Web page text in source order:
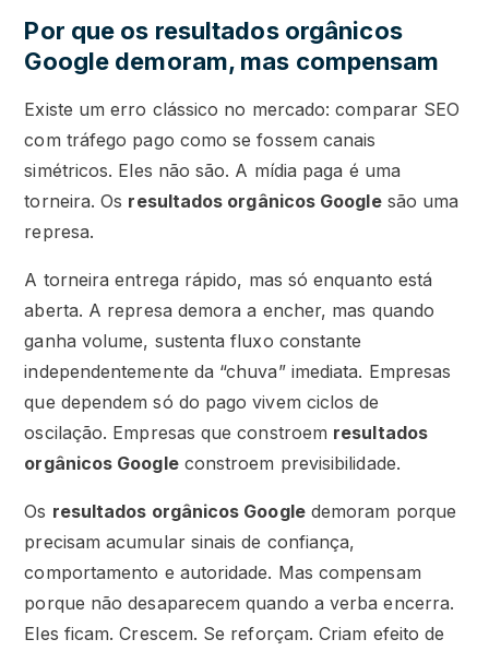
Por que os resultados orgânicos
Google demoram, mas compensam
Existe um erro clássico no mercado: comparar SEO
com tráfego pago como se fossem canais
simétricos. Eles não são. A mídia paga é uma
torneira. Os resultados orgânicos Googlesão uma
represa.
A torneira entrega rápido, mas só enquanto está
aberta. A represa demora a encher, mas quando
ganha volume, sustenta fluxo constante
independentemente da “chuva” imediata. Empresas
que dependem só do pago vivem ciclos de
oscilação. Empresas que constroem resultados
orgânicos Googleconstroem previsibilidade.
Os resultados orgânicos Googledemoram porque
precisam acumular sinais de confiança,
comportamento e autoridade. Mas compensam
porque não desaparecem quando a verba encerra.
Eles ficam. Crescem. Se reforçam. Criam efeito de